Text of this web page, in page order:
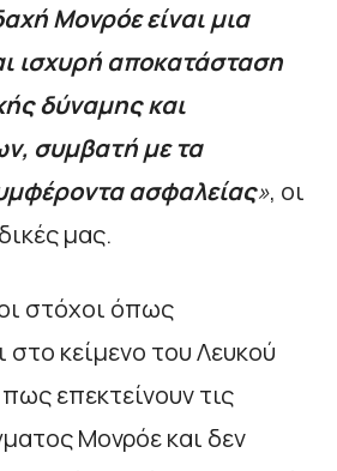
Μονρόε είναι μια
ισχυρή αποκατάσταση
δύναμης και
συμβατή με τα
ασφαλείας», οι
μας.
στόχοι όπως
κείμενο του Λευκού
επεκτείνουν τις
Μονρόε και δεν